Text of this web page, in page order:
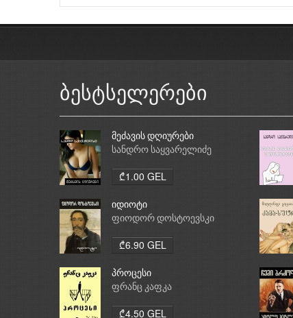
ბესტსელერები
მეძავის დღიურები
სანდრო საყვარელიძე
₾1.00 GEL
იდიოტი
ფიოდორ დოსტოევსკი
₾6.90 GEL
პროცესი
ფრანც კაფკა
₾4.50 GEL